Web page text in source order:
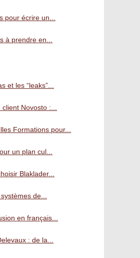
pour écrire un...
à prendre en...
et les “leaks”...
Novosto :...
Formations pour...
un plan cul...
Blaklader...
de...
en français...
: de la...